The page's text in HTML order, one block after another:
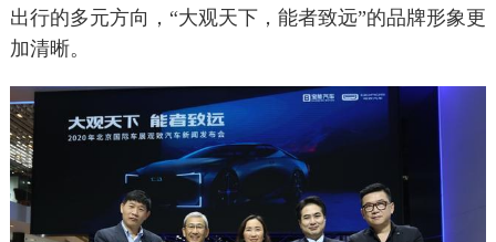
出行的多元方向，“大观天下，能者致远”的品牌形象更
加清晰。